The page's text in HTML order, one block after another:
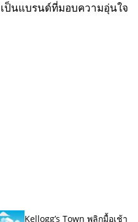
เป็นแบรนด์ที่มอบความอุ่นใจ
Kellogg’s Town พลิกมื้อเช้า